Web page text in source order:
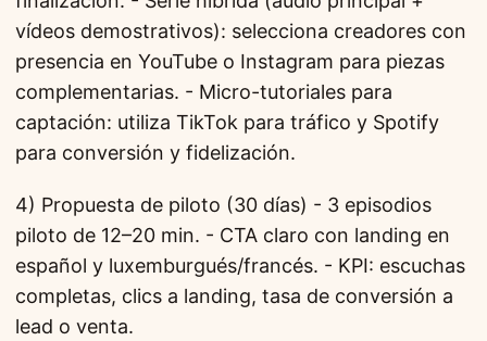
vídeos demostrativos): selecciona creadores con
presencia en YouTube o Instagram para piezas
complementarias. - Micro-tutoriales para
captación: utiliza TikTok para tráfico y Spotify
para conversión y fidelización.
4) Propuesta de piloto (30 días) - 3 episodios
piloto de 12–20 min. - CTA claro con landing en
español y luxemburgués/francés. - KPI: escuchas
completas, clics a landing, tasa de conversión a
lead o venta.